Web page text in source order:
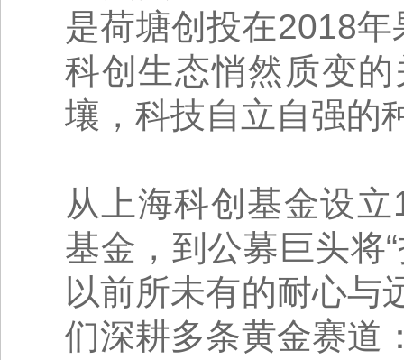
是荷塘创投在2018
科创生态悄然质变
壤，科技自立自强的
从上海科创基金设
基金，到公募巨头将
以前所未有的耐心与
们深耕多条黄金赛道